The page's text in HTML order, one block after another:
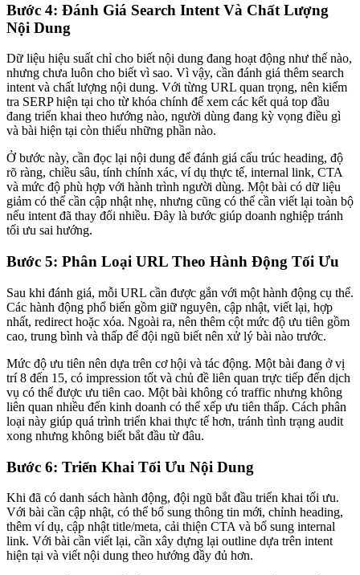
Bước 4: Đánh Giá Search Intent Và Chất Lượng
Nội Dung
Dữ liệu hiệu suất chỉ cho biết nội dung đang hoạt động như thế nào,
nhưng chưa luôn cho biết vì sao. Vì vậy, cần đánh giá thêm search
intent và chất lượng nội dung. Với từng URL quan trọng, nên kiểm
tra SERP hiện tại cho từ khóa chính để xem các kết quả top đầu
đang triển khai theo hướng nào, người dùng đang kỳ vọng điều gì
và bài hiện tại còn thiếu những phần nào.
Ở bước này, cần đọc lại nội dung để đánh giá cấu trúc heading, độ
rõ ràng, chiều sâu, tính chính xác, ví dụ thực tế, internal link, CTA
và mức độ phù hợp với hành trình người dùng. Một bài có dữ liệu
giảm có thể cần cập nhật nhẹ, nhưng cũng có thể cần viết lại toàn bộ
nếu intent đã thay đổi nhiều. Đây là bước giúp doanh nghiệp tránh
tối ưu sai hướng.
Bước 5: Phân Loại URL Theo Hành Động Tối Ưu
Sau khi đánh giá, mỗi URL cần được gắn với một hành động cụ thể.
Các hành động phổ biến gồm giữ nguyên, cập nhật, viết lại, hợp
nhất, redirect hoặc xóa. Ngoài ra, nên thêm cột mức độ ưu tiên gồm
cao, trung bình và thấp để đội ngũ biết nên xử lý bài nào trước.
Mức độ ưu tiên nên dựa trên cơ hội và tác động. Một bài đang ở vị
trí 8 đến 15, có impression tốt và chủ đề liên quan trực tiếp đến dịch
vụ có thể được ưu tiên cao. Một bài không có traffic nhưng không
liên quan nhiều đến kinh doanh có thể xếp ưu tiên thấp. Cách phân
loại này giúp quá trình triển khai thực tế hơn, tránh tình trạng audit
xong nhưng không biết bắt đầu từ đâu.
Bước 6: Triển Khai Tối Ưu Nội Dung
Khi đã có danh sách hành động, đội ngũ bắt đầu triển khai tối ưu.
Với bài cần cập nhật, có thể bổ sung thông tin mới, chỉnh heading,
thêm ví dụ, cập nhật title/meta, cải thiện CTA và bổ sung internal
link. Với bài cần viết lại, cần xây dựng lại outline dựa trên intent
hiện tại và viết nội dung theo hướng đầy đủ hơn.